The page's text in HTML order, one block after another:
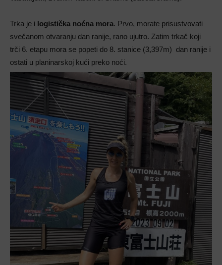
Trka je i logistička noćna mora. Prvo, morate prisustvovati
svečanom otvaranju dan ranije, rano ujutro. Zatim trkač koji
trči 6. etapu mora se popeti do 8. stanice (3,397m) dan ranije i
ostati u planinarskoj kući preko noći.